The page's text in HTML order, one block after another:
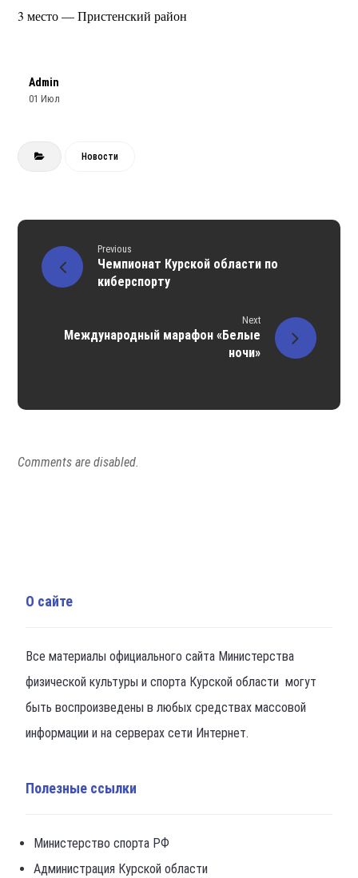
3 место — Пристенский район
Admin
01 Июл
Новости
Previous
Чемпионат Курской области по
киберспорту
Next
Международный марафон «Белые
ночи»
Comments are disabled.
О сайте
Все материалы официального сайта Министерства
физической культуры и спорта Курской области могут
быть воспроизведены в любых средствах массовой
информации и на серверах сети Интернет.
Полезные ссылки
Министерство спорта РФ
Администрация Курской области